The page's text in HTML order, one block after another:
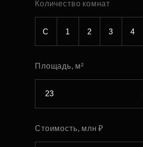
Количество комнат
С 1 2 3 4
Площадь, м²
Стоимость, млн ₽